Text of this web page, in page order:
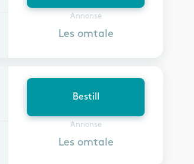
Annonse
Les omtale
Bestill
Annonse
Les omtale